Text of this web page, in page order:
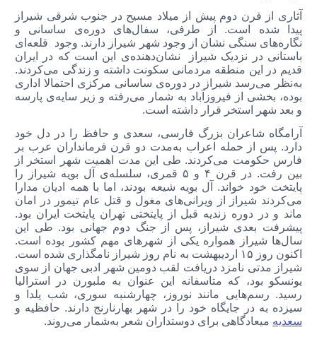
آثاری از قرن دوم پیش از میلاد مسیح در جنوب شرقی شیراز
پیدا شده است. از طرفی، سفال‌های دوره‌ی ساسانی و
نگاره‌های سنگی نشان از وجود شهر شیراز دارند. وجود قلعه‌ای
باستانی در نزدیک شیراز نشان‌دهنده‌ی این است که در ایران
قدیم در این منطقه‌ مردمانی سکونت داشته و زندگی می‌کردند.
به‌نظر می‌رسد شیراز در دوره‌ی ساسانی مرکزی احتمالا اداری
بوده، بخشی از فیروز‌آباد به شمار می‌رفته و زیر سایه‌ی پارسه
و بعد شهر استخر قرار داشته است.
آرامگاه شاعران بزرگ فارسی، سعدی و حافظ را در دل خود
دارد. پس از حمله اعراب به‌مدت دو قرن فرمانداران عرب بر
فارس حکومت می‌کردند. طی این مدت اهمیت شهر استخر از
بین رفت. در قرن ۴ و ۵ قمری، سلسله‌ی آل بویه شیراز را
پایتخت خود خواند. آل بویه شیعه بودند، اما با همه‌ ادیان مدارا
می‌کردند شیراز از ویرانی‌های مغول و قتل عام تیمور در امان
ماند و در دوره زندیه قبل از پایتختی تهران پایتخت ایران بود.
پیشرفت بعدی شیراز، پس از جنگ دوم جهانی بود. طی این
سال‌ها شیراز همواره یکی از شهرهای مهم کشور بوده است.
اکنون روز ۱۵ اردیبهشت به نام روز شیراز نامگذاری شده است.
شیراز مدتی نامزد دریافت لقب دومین شهر ادبی جهان از سوی
یونسکو بود، که متاسفانه این عنوان به ملبورن در استرالیا
رسید. رسم‌هایی مانند نوروز، چهارشنبه سوری، شب یلدا و
سیزده به در جایگاه خود را در شهر بهارنارنج دارند. حافظیه و
سعدیه میعادگاهی برای دوستداران شعر به‌شمار می‌روند.